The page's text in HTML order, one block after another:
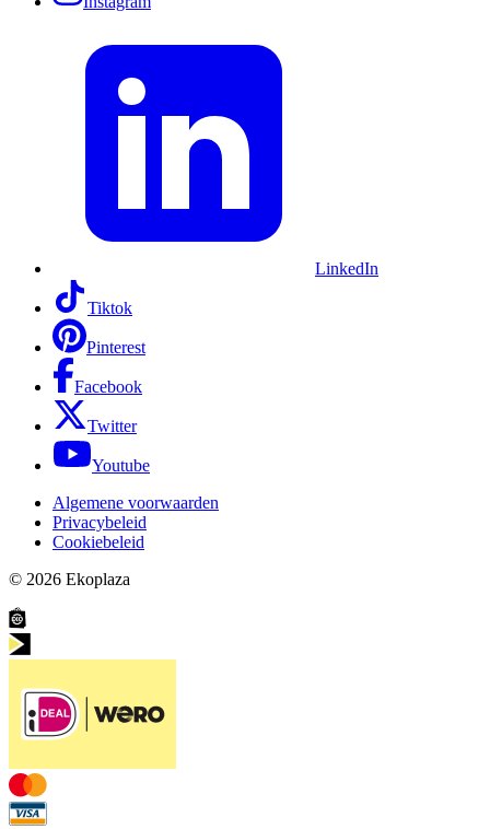
LinkedIn
Tiktok
Pinterest
Facebook
Twitter
Youtube
Algemene voorwaarden
Privacybeleid
Cookiebeleid
© 2026 Ekoplaza